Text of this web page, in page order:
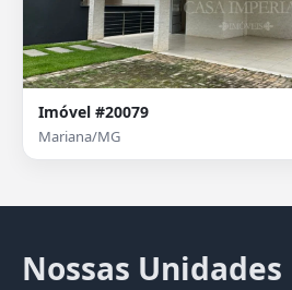
Imóvel #20079
Mariana/MG
Nossas Unidades